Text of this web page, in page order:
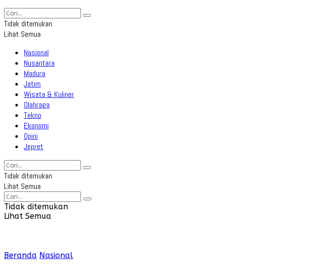
Tidak ditemukan
Lihat Semua
Nasional
Nusantara
Madura
Jatim
Wisata & Kuliner
Olahraga
Tekno
Ekonomi
Opini
Jepret
Tidak ditemukan
Lihat Semua
Tidak ditemukan
Lihat Semua
Beranda Nasional